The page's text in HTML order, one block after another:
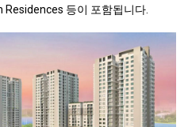
Residences 등이 포함됩니다.